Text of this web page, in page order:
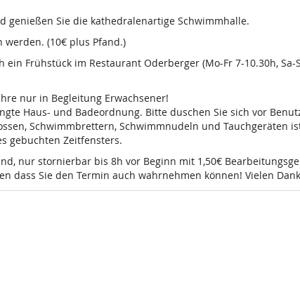
genießen Sie die kathedralenartige Schwimmhalle.
(10€ plus Pfand.)
Frühstück im Restaurant Oderberger (Mo-Fr 7-10.30h,
nur in Begleitung Erwachsener!
Haus- und Badeordnung. Bitte duschen Sie sich vor
Schwimmbrettern, Schwimmnudeln und Tauchgeräten
gebuchten Zeitfensters.
nur stornierbar bis 8h vor Beginn mit 1,50€
dass Sie den Termin auch wahrnehmen können! Vielen